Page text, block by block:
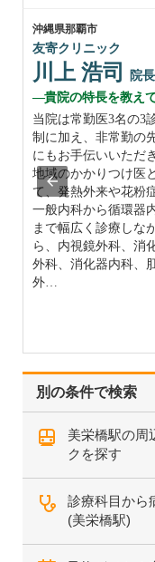
別の条件で検索
美栄橋駅の周
クを探す
診療科目から
(美栄橋駅)
沖縄県那覇市
友寄クリニック
川上 浩司 院長
貴院の特長を教え
当院は常勤医3名の3
制に加え、非常勤の
にもお手伝いいただき
地域のかかりつけ医
て、発熱外来や花粉
一般内科から循環器
まで幅広く診療しな
ら、内視鏡外科、消
外科、消化器内科、
外…